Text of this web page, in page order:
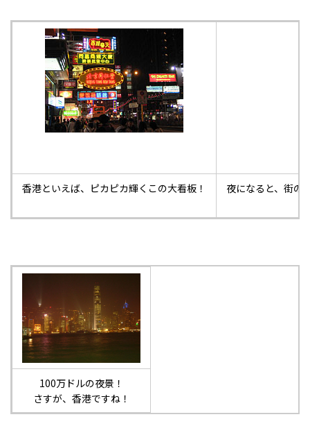
香港といえば、ピカピカ輝くこの大看板！ 夜になると、街の
100万ドルの夜景！
さすが、香港ですね！